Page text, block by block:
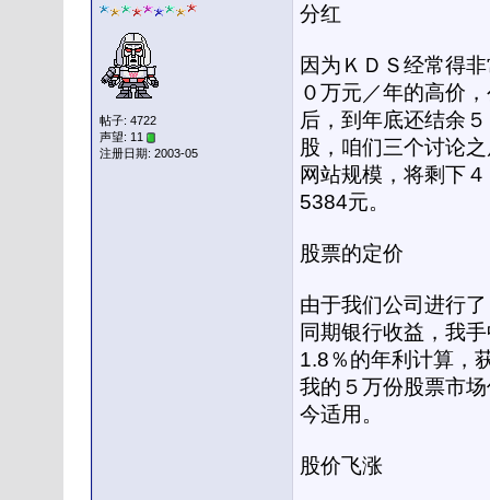
帖子: 4722
声望: 11
注册日期: 2003-05
分红
因为ＫＤＳ经常得
０万元／年的高价
后，到年底还结余
股，咱们三个讨论
网站规模，将剩下
5384元。
股票的定价
由于我们公司进行
同期银行收益，我
1.8％的年利计算，
我的５万份股票市
今适用。
股价飞涨